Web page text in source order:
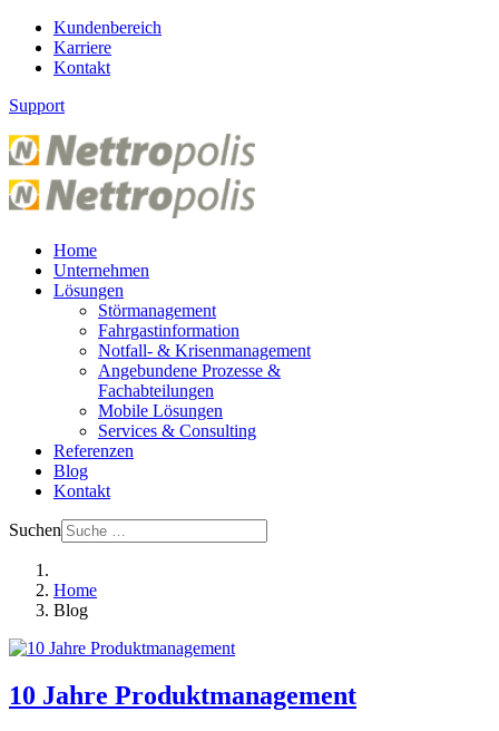
Kundenbereich
Karriere
Kontakt
Support
Home
Unternehmen
Lösungen
Störmanagement
Fahrgastinformation
Notfall- & Krisenmanagement
Angebundene Prozesse &
Fachabteilungen
Mobile Lösungen
Services & Consulting
Referenzen
Blog
Kontakt
Suchen
Home
Blog
10 Jahre Produktmanagement